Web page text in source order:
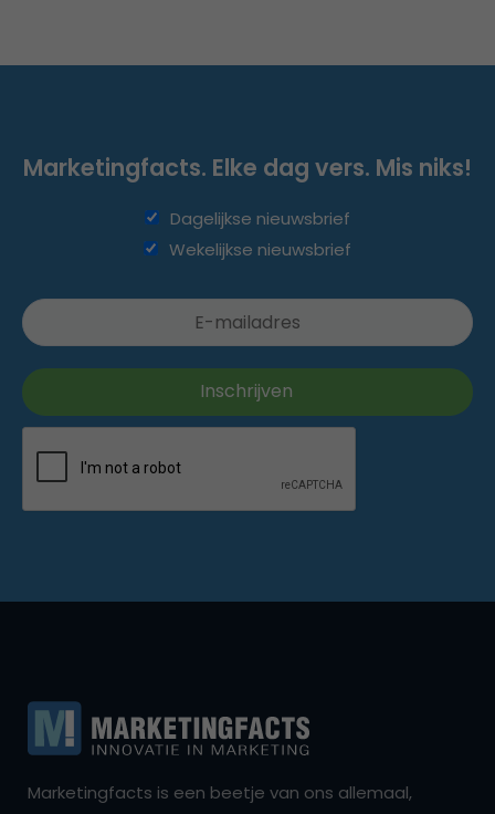
Marketingfacts. Elke dag vers. Mis niks!
Dagelijkse nieuwsbrief
Wekelijkse nieuwsbrief
Marketingfacts is een beetje van ons allemaal,